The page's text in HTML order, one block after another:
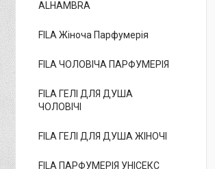
ALHAMBRA
FILA Жіноча Парфумерія
FILA ЧОЛОВІЧА ПАРФУМЕРІЯ
FILA ГЕЛІ ДЛЯ ДУША
ЧОЛОВІЧІ
FILA ГЕЛІ ДЛЯ ДУША ЖІНОЧІ
FILA ПАРФУМЕРІЯ УНІСЕКС